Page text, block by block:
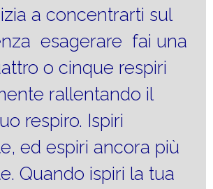
a concentrarti sul
esagerare fai una
o cinque respiri
rallentando il
respiro. Ispiri
ed espiri ancora più
Quando ispiri la tua